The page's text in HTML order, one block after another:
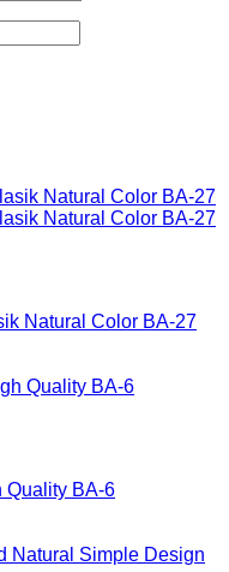
Natural Color BA-27
Quality BA-6